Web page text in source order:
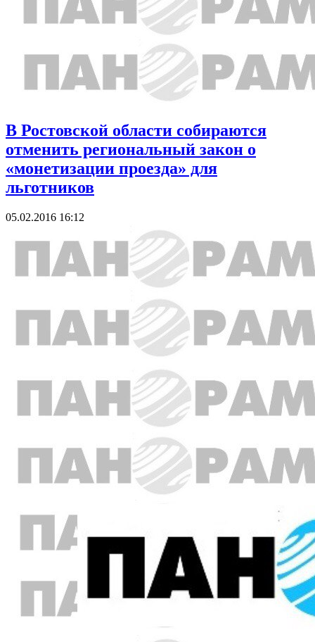
В Ростовской области собираются
отменить региональный закон о
«монетизации проезда» для
льготников
05.02.2016 16:12